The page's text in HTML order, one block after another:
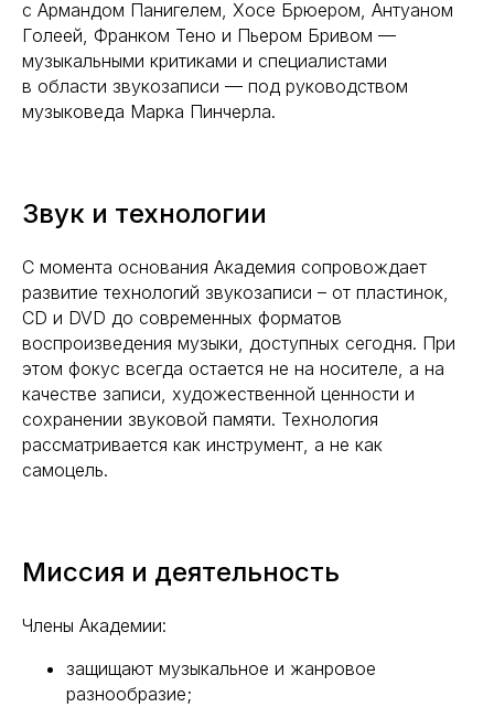
с Армандом Панигелем, Хосе Брюером, Антуаном
Голеей, Франком Тено и Пьером Бривом —
музыкальными критиками и специалистами
в области звукозаписи — под руководством
музыковеда Марка Пинчерла.
Звук и технологии
С момента основания Академия сопровождает
развитие технологий звукозаписи – от пластинок,
СD и DVD до современных форматов
воспроизведения музыки, доступных сегодня. При
этом фокус всегда остается не на носителе, а на
качестве записи, художественной ценности и
сохранении звуковой памяти. Технология
рассматривается как инструмент, а не как
самоцель.
Миссия и деятельность
Члены Академии:
защищают музыкальное и жанровое
разнообразие;